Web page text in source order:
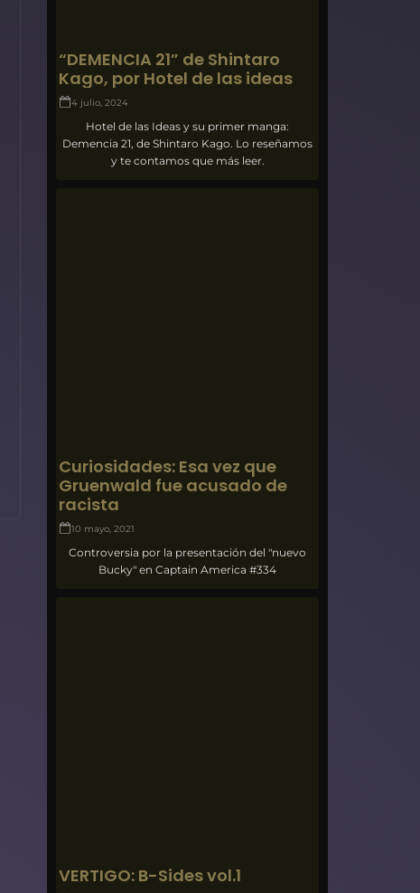
“DEMENCIA 21” de Shintaro
Kago, por Hotel de las ideas
4 julio, 2024
Hotel de las Ideas y su primer manga:
Demencia 21, de Shintaro Kago. Lo reseñamos
y te contamos que más leer.
Curiosidades: Esa vez que
Gruenwald fue acusado de
racista
10 mayo, 2021
Controversia por la presentación del "nuevo
Bucky" en Captain America #334
VERTIGO: B-Sides vol.1